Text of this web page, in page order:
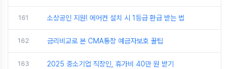
161 소상공인 지원! 에어컨 설치 시 1등급 환급 받는 법
162 금리비교로 본 CMA통장 예금자보호 꿀팁
163 2025 중소기업 직장인, 휴가비 40만 원 받기